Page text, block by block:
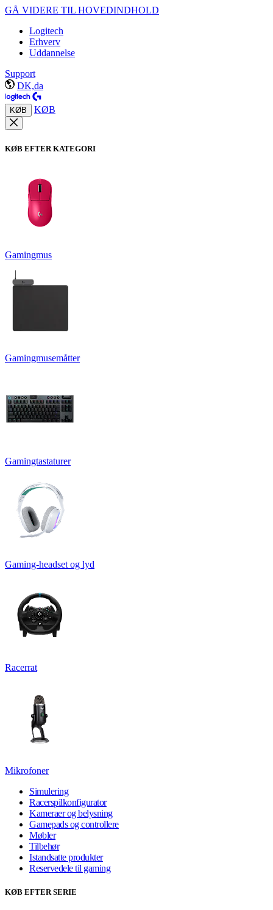
GÅ VIDERE TIL HOVEDINDHOLD
Logitech
Erhverv
Uddannelse
Support
DK,da
KØB KØB
KØB EFTER KATEGORI
Gamingmus
Gamingmusemåtter
Gamingtastaturer
Gaming-headset og lyd
Racerrat
Mikrofoner
Simulering
Racerspilkonfigurator
Kameraer og belysning
Gamepads og controllere
Møbler
Tilbehør
Istandsatte produkter
Reservedele til gaming
KØB EFTER SERIE